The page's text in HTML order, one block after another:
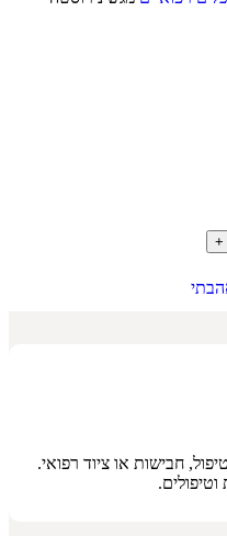
חבישות או ציוד רפואי.